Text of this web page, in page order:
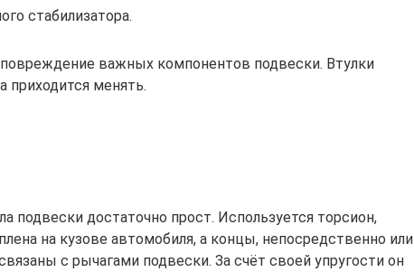
стабилизатора.
важных компонентов подвески. Втулки
приходится менять.
подвески достаточно прост. Используется торсион,
на кузове автомобиля, а концы, непосредственно или
с рычагами подвески. За счёт своей упругости он